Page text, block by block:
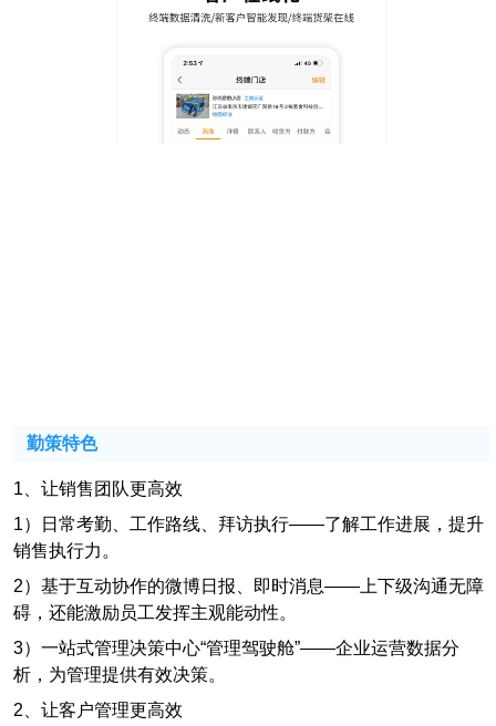
勤策特色
1、让销售团队更高效
1）日常考勤、工作路线、拜访执行——了解工作进展，提升
销售执行力。
2）基于互动协作的微博日报、即时消息——上下级沟通无障
碍，还能激励员工发挥主观能动性。
3）一站式管理决策中心“管理驾驶舱”——企业运营数据分
析，为管理提供有效决策。
2、让客户管理更高效